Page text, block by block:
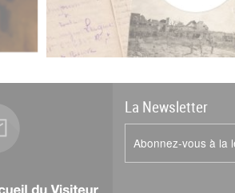
La Newsletter
Abonnez-vous à la